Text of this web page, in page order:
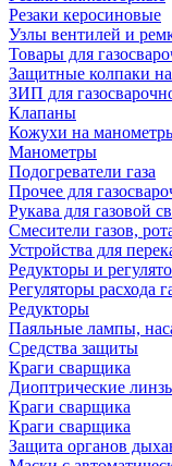
Резаки керосиновые
Узлы вентилей и
Товары для
Защитные колпаки
ЗИП для
Клапаны
Кожухи на
Манометры
Подогреватели газа
Прочее для
Рукава для газовой
Смесители газов,
Устройства для
Редукторы и
Регуляторы расхода
Редукторы
Паяльные лампы,
Средства защиты
Краги сварщика
Диоптрические
Краги сварщика
Краги сварщика
Защита органов